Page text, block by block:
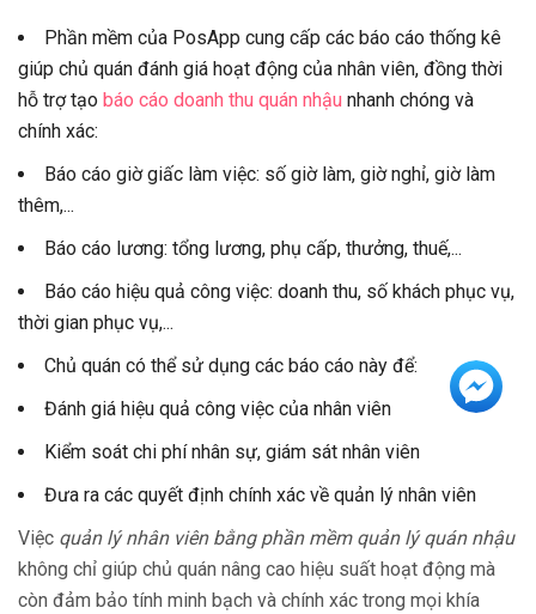
Phần mềm của PosApp cung cấp các báo cáo thống kê
giúp chủ quán đánh giá hoạt động của nhân viên, đồng thời
hỗ trợ tạo báo cáo doanh thu quán nhậu nhanh chóng và
chính xác:
Báo cáo giờ giấc làm việc: số giờ làm, giờ nghỉ, giờ làm
thêm,...
Báo cáo lương: tổng lương, phụ cấp, thưởng, thuế,...
Báo cáo hiệu quả công việc: doanh thu, số khách phục vụ,
thời gian phục vụ,...
Chủ quán có thể sử dụng các báo cáo này để:
Đánh giá hiệu quả công việc của nhân viên
Kiểm soát chi phí nhân sự, giám sát nhân viên
Đưa ra các quyết định chính xác về quản lý nhân viên
Việc quản lý nhân viên bằng phần mềm quản lý quán nhậu
không chỉ giúp chủ quán nâng cao hiệu suất hoạt động mà
còn đảm bảo tính minh bạch và chính xác trong mọi khía